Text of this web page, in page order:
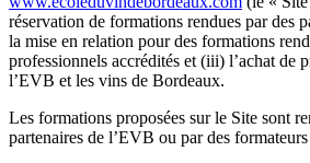
réservation de formations rendues par des
la mise en relation pour des formations
professionnels accrédités et (iii) l’achat de
l’EVB et les vins de Bordeaux.
Les formations proposées sur le Site sont
partenaires de l’EVB ou par des